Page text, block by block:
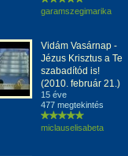
garamszegimarika
Vidám Vasárnap -
Jézus Krisztus a Te
szabadítód is!
(2010. február 21.)
15 éve
477 megtekintés
miclauselisabeta